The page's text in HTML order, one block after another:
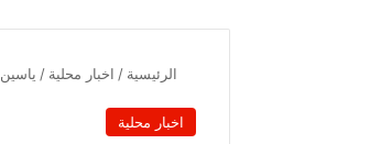
الرئيسية / اخبار محلية /
اخبار محلية